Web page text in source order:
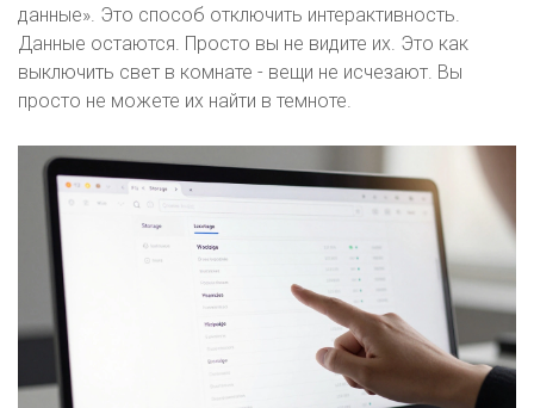
данные». Это способ отключить интерактивность.
Данные остаются. Просто вы не видите их. Это как
выключить свет в комнате - вещи не исчезают. Вы
просто не можете их найти в темноте.